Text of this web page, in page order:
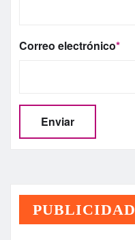
Correo electrónico*
PUBLICIDAD